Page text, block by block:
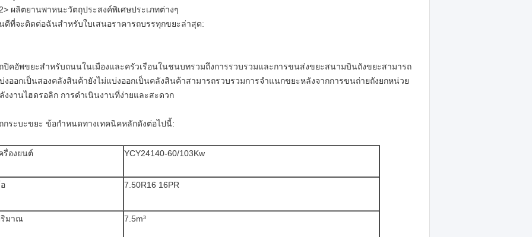
ผลิตยานพาหนะวัตถุประสงค์พิเศษประเภทต่างๆ
ดีที่จะติดต่อฉันสำหรับใบเสนอราคารถบรรทุกขยะล่าสุด:
ปิคอัพขยะสำหรับถนนในเมืองและครัวเรือนในชนบทรวมถึงการรวบรวมและการขนส่งขยะสนามบินถังขยะสามารถ
งออกเป็นสองคลังสินค้ายังไม่แบ่งออกเป็นคลังสินค้าสามารถรวบรวมการจำแนกขยะหลังจากการขนถ่ายถังยกหน่วย
งงานไฮดรอลิก การดำเนินงานที่ง่ายและสะดวก
กระบะขยะ ข้อกำหนดทางเทคนิคหลักดังต่อไปนี้:
รื่องยนต์ YCY24140-60/103Kw
7.50R16 16PR
มาณ 7.5m³